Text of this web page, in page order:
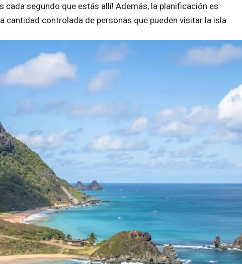
cada segundo que estás allí! Además, la planificación es
cantidad controlada de personas que pueden visitar la isla.